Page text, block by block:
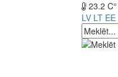
23.2 C°
LV LT EE